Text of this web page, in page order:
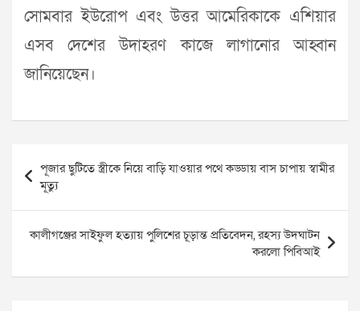
সোমবার ইউরোপ এবং উত্তর আমেরিকাকে এশিয়ার
এসব দেশের উদাহরণ কাজে লাগানোর আহ্বান
জানিয়েছেন।
navigation
পূজার ছুটিতে স্ত্রীকে নিয়ে বাড়ি যাওয়ার পথে কড্ডায় বাস চাপায় স্বামীর
মূত্যু
কালীগঞ্জের সাইফুল হত্যায় পুলিশের চূড়ান্ত প্রতিবেদন, রহস্য উদঘাটন
করলো পিবিআই